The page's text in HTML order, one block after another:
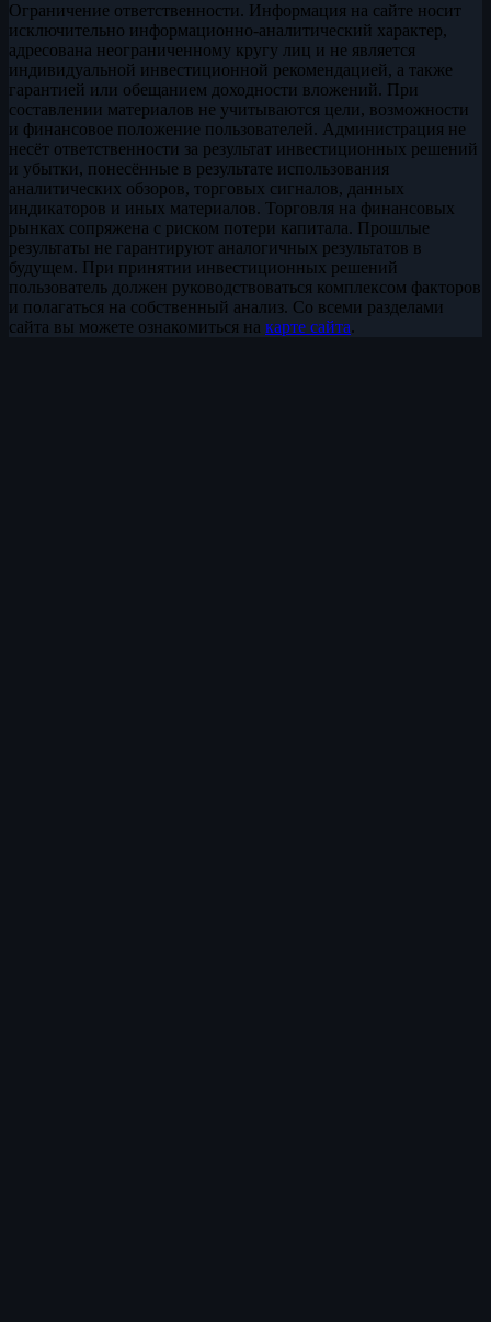
Ограничение ответственности. Информация на сайте носит
исключительно информационно-аналитический характер,
адресована неограниченному кругу лиц и не является
индивидуальной инвестиционной рекомендацией, а также
гарантией или обещанием доходности вложений. При
составлении материалов не учитываются цели, возможности
и финансовое положение пользователей. Администрация не
несёт ответственности за результат инвестиционных решений
и убытки, понесённые в результате использования
аналитических обзоров, торговых сигналов, данных
индикаторов и иных материалов. Торговля на финансовых
рынках сопряжена с риском потери капитала. Прошлые
результаты не гарантируют аналогичных результатов в
будущем. При принятии инвестиционных решений
пользователь должен руководствоваться комплексом факторов
и полагаться на собственный анализ. Со всеми разделами
сайта вы можете ознакомиться на карте сайта.